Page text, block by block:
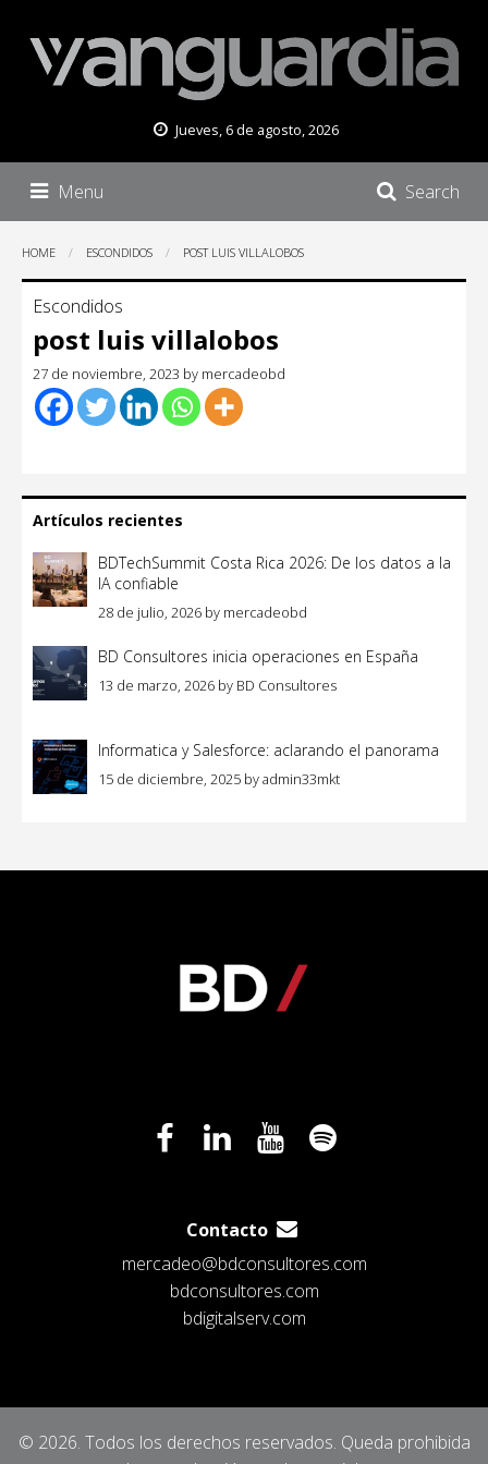
Jueves, 6 de agosto, 2026
Menu Search
HOME ESCONDIDOS POST LUIS VILLALOBOS
Escondidos
post luis villalobos
27 de noviembre, 2023 by mercadeobd
Artículos recientes
BDTechSummit Costa Rica 2026: De los datos a la
IA confiable
28 de julio, 2026 by mercadeobd
BD Consultores inicia operaciones en España
13 de marzo, 2026 by BD Consultores
Informatica y Salesforce: aclarando el panorama
15 de diciembre, 2025 byadmin33mkt
Contacto
mercadeo@bdconsultores.com
bdconsultores.com
bdigitalserv.com
© 2026. Todos los derechos reservados. Queda prohibida